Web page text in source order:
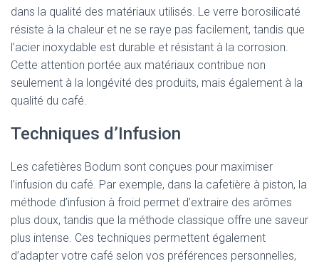
dans la qualité des matériaux utilisés. Le verre borosilicaté
résiste à la chaleur et ne se raye pas facilement, tandis que
l’acier inoxydable est durable et résistant à la corrosion.
Cette attention portée aux matériaux contribue non
seulement à la longévité des produits, mais également à la
qualité du café.
Techniques d’Infusion
Les cafetières Bodum sont conçues pour maximiser
l’infusion du café. Par exemple, dans la cafetière à piston, la
méthode d’infusion à froid permet d’extraire des arômes
plus doux, tandis que la méthode classique offre une saveur
plus intense. Ces techniques permettent également
d’adapter votre café selon vos préférences personnelles,